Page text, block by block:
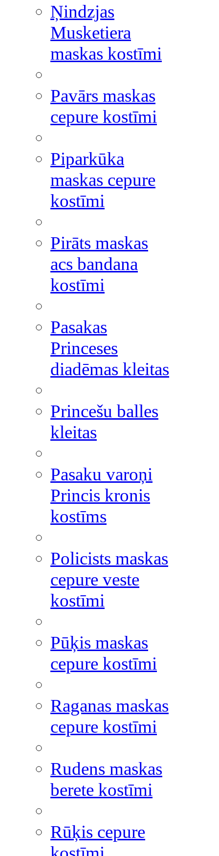
Ņindzjas
Musketiera
maskas kostīmi
Pavārs maskas
cepure kostīmi
Piparkūka
maskas cepure
kostīmi
Pirāts maskas
acs bandana
kostīmi
Pasakas
Princeses
diadēmas kleitas
Princešu balles
kleitas
Pasaku varoņi
Princis kronis
kostīms
Policists maskas
cepure veste
kostīmi
Pūķis maskas
cepure kostīmi
Raganas maskas
cepure kostīmi
Rudens maskas
berete kostīmi
Rūķis cepure